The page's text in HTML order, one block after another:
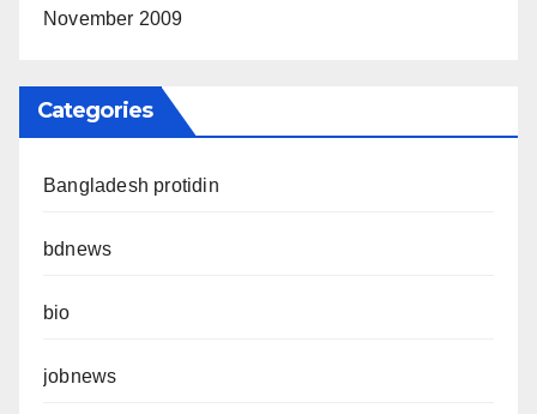
November 2009
Categories
Bangladesh protidin
bdnews
bio
jobnews